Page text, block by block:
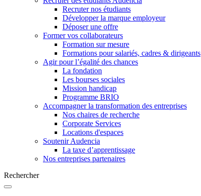
Recruter nos étudiants
Développer la marque employeur
Déposer une offre
Former vos collaborateurs
Formation sur mesure
Formations pour salariés, cadres & dirigeants
Agir pour l’égalité des chances
La fondation
Les bourses sociales
Mission handicap
Programme BRIO
Accompagner la transformation des entreprises
Nos chaires de recherche
Corporate Services
Locations d'espaces
Soutenir Audencia
La taxe d’apprentissage
Nos entreprises partenaires
Rechercher